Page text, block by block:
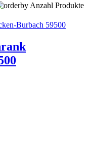
Anzahl Produkte